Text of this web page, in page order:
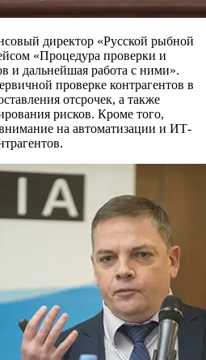
директор «Русской рыбной
«Процедура проверки и
и дальнейшая работа с ними».
проверке контрагентов в
отсрочек, а также
рисков. Кроме того,
на автоматизации и ИТ-